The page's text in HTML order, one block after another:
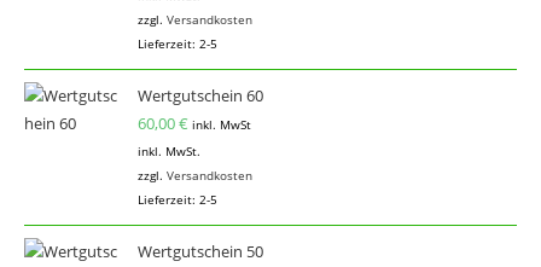
zzgl. Versandkosten
Lieferzeit: 2-5
Wertgutschein 60
60,00€ inkl. MwSt
inkl. MwSt.
zzgl. Versandkosten
Lieferzeit: 2-5
Wertgutschein 50